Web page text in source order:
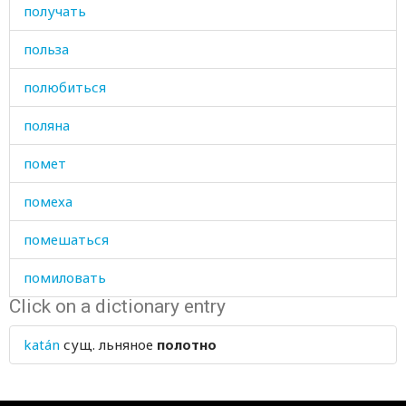
получать
польза
полюбиться
поляна
помет
помеха
помешаться
помиловать
помимо
поминание
Click on a dictionary entry
katán сущ. льняное полотно